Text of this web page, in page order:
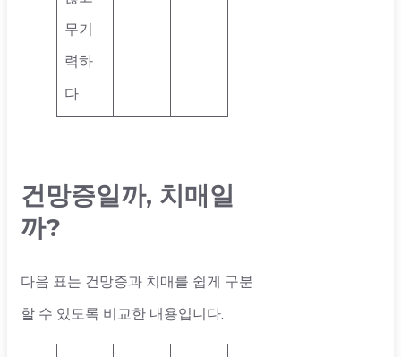
무기
력하
다
건망증일까, 치매일
까?
다음 표는 건망증과 치매를 쉽게 구분
할 수 있도록 비교한 내용입니다.